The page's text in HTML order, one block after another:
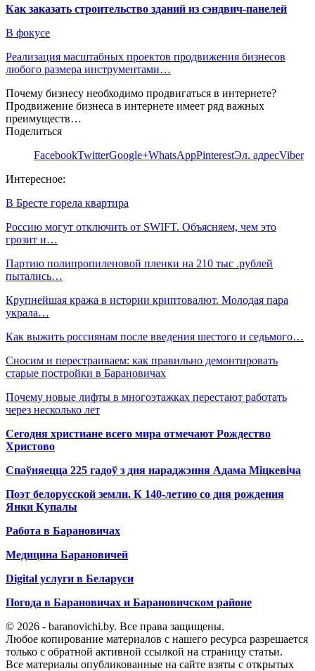
Как заказать строительство зданий из сэндвич-панелей
В фокусе
Реализация масштабных проектов продвижения бизнесов
любого размера инструментами…
Почему бизнесу необходимо продвигаться в интернете?
Продвижение бизнеса в интернете имеет ряд важных
преимуществ…
Поделиться
FacebookTwitterGoogle+WhatsAppPinterestЭл. адресViber
Интересное:
В Бресте горела квартира
Россию могут отключить от SWIFT. Объясняем, чем это
грозит и…
Партию полипропиленовой пленки на 210 тыс .рублей
пытались…
Крупнейшая кража в истории криптовалют. Молодая пара
украла…
Как выжить россиянам после введения шестого и седьмого…
Сносим и перестраиваем: как правильно демонтировать
старые постройки в Барановичах
Почему новые лифты в многоэтажках перестают работать
через несколько лет
Сегодня христиане всего мира отмечают Рождество
Христово
Спаўняецца 225 гадоў з дня нараджэння Адама Міцкевіча
Поэт белорусской земли. К 140-летию со дня рождения
Янки Купалы
Работа в Барановичах
Медицина Барановичей
Digital услуги в Беларуси
Погода в Барановичах и Барановичском районе
© 2026 - baranovichi.by. Все права защищены.
Любое копирование материалов с нашего ресурса разрешается
только с обратной активной ссылкой на страницу статьи.
Все материалы опубликованные на сайте взяты с открытых